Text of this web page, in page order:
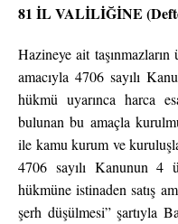
81 İL VALİLİĞİNE
Hazineye ait
amacıyla 4706 sayılı
hükmü uyarınca harca
bulunan bu amaçla
ile kamu kurum ve
4706 sayılı Kanunun 4
hükmüne istinaden satış
şerh düşülmesi” şartıyla